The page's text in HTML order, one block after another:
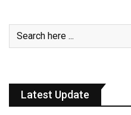
Latest Update